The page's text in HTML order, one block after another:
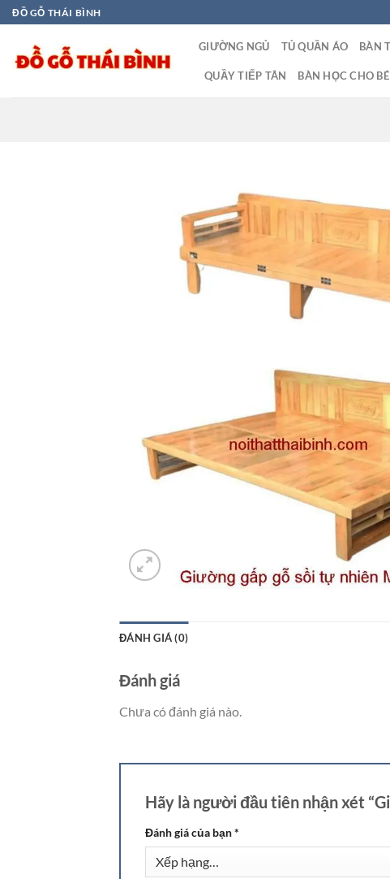
Bỏ
qua
dung
ĐỒ GỖ THÁI BÌNH
GIƯỜNG NGỦ TỦ QUẦN ÁO BÀN
QUẦY TIẾP TÂN BÀN HỌC CHO BÉ
ĐÁNH GIÁ (0)
Đánh giá
Chưa có đánh giá nào.
Hãy là người đầu tiên nhận xét
Đánh giá của bạn*